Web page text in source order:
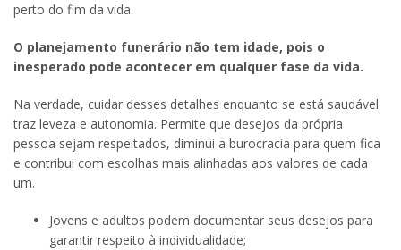
perto do fim da vida.
O planejamento funerário não tem idade, pois o
inesperado pode acontecer em qualquer fase da vida.
Na verdade, cuidar desses detalhes enquanto se está saudável
traz leveza e autonomia. Permite que desejos da própria
pessoa sejam respeitados, diminui a burocracia para quem fica
e contribui com escolhas mais alinhadas aos valores de cada
um.
Jovens e adultos podem documentar seus desejos para
garantir respeito à individualidade;